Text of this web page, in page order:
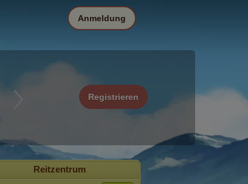
Registrieren
Anmeldung
Reitzentrum